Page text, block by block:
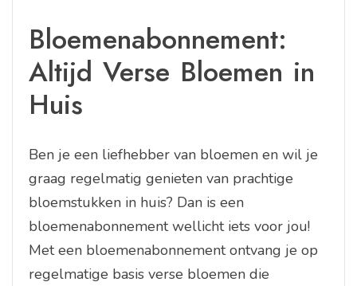
Bloemenabonnement:
Altijd Verse Bloemen in
Huis
Ben je een liefhebber van bloemen en wil je
graag regelmatig genieten van prachtige
bloemstukken in huis? Dan is een
bloemenabonnement wellicht iets voor jou!
Met een bloemenabonnement ontvang je op
regelmatige basis verse bloemen die